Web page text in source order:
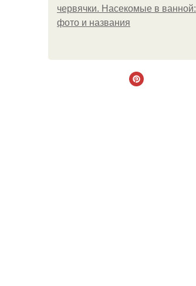
червячки. Насекомые в ванной:
фото и названия